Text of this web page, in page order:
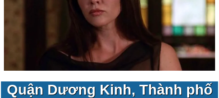
Quận Dương Kinh, Thành phố